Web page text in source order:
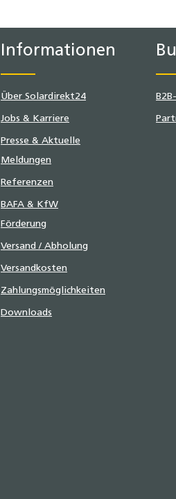
Informationen
Über Solardirekt24
Jobs & Karriere
Presse & Aktuelle
Meldungen
Referenzen
BAFA & KfW
Förderung
Versand / Abholung
Versandkosten
Zahlungsmöglichkeiten
Downloads